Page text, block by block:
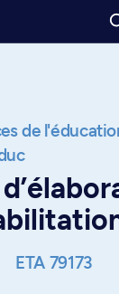
de
ETA 79173